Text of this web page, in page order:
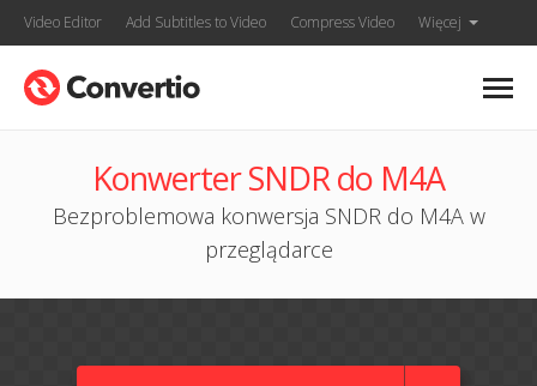
Video Editor Add Subtitles to Video Compress Video Więcej
Konwerter SNDR do M4A
Bezproblemowa konwersja SNDR do M4A w
przeglądarce